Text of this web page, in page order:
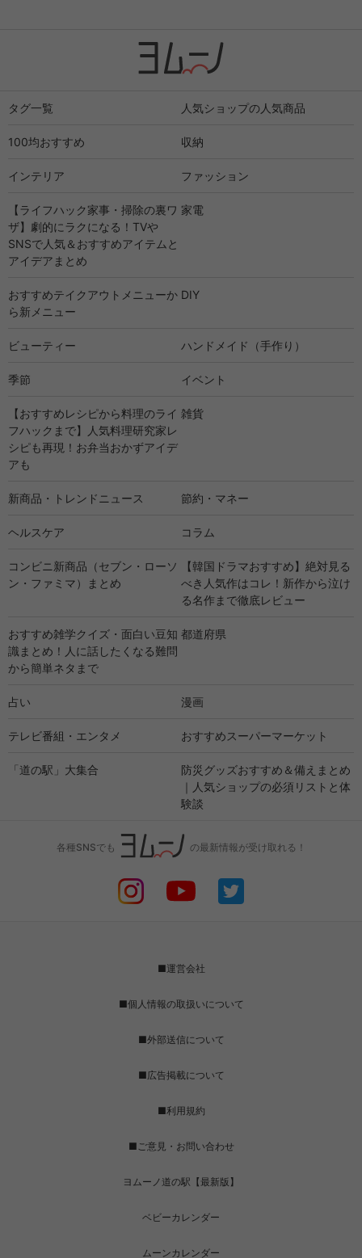
タグ一覧 人気ショップの人気商品
100均おすすめ 収納
インテリア ファッション
【ライフハック家事・掃除の裏ワ
ザ】劇的にラクになる！TVや
SNSで人気＆おすすめアイテムと
アイデアまとめ
家電
おすすめテイクアウトメニューか
ら新メニュー
DIY
ビューティー ハンドメイド（手作り）
季節 イベント
【おすすめレシピから料理のライ
フハックまで】人気料理研究家レ
シピも再現！お弁当おかずアイデ
アも
雑貨
新商品・トレンドニュース 節約・マネー
ヘルスケア コラム
コンビニ新商品（セブン・ローソ
ン・ファミマ）まとめ
【韓国ドラマおすすめ】絶対見る
べき人気作はコレ！新作から泣け
る名作まで徹底レビュー
おすすめ雑学クイズ・面白い豆知
識まとめ！人に話したくなる難問
から簡単ネタまで
都道府県
占い 漫画
テレビ番組・エンタメ おすすめスーパーマーケット
「道の駅」大集合
防災グッズおすすめ＆備えまとめ
｜人気ショップの必須リストと体
験談
各種SNSでも の最新情報が受け取れる！
■運営会社
■個人情報の取扱いについて
■外部送信について
■広告掲載について
■利用規約
■ご意見・お問い合わせ
ヨムーノ道の駅【最新版】
ベビーカレンダー
ムーンカレンダー